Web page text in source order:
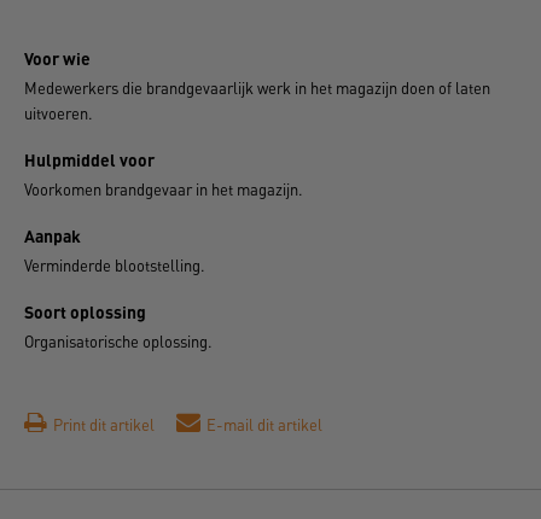
Voor wie
Medewerkers die brandgevaarlijk werk in het magazijn doen of laten
uitvoeren.
Hulpmiddel voor
Voorkomen brandgevaar in het magazijn.
Aanpak
Verminderde blootstelling.
Soort oplossing
Organisatorische oplossing.
Print dit artikel E-mail dit artikel